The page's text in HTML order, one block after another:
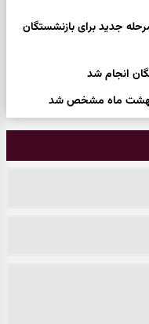
جدید برای بازنشستگان
انجام شد
ماه مشخص شد